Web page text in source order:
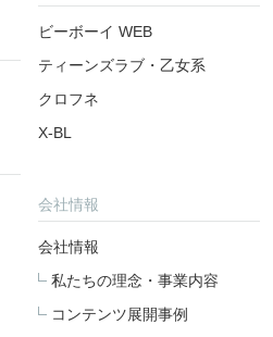
ビーボーイ WEB
ティーンズラブ・乙女系
クロフネ
X-BL
会社情報
会社情報
私たちの理念・事業内容
コンテンツ展開事例